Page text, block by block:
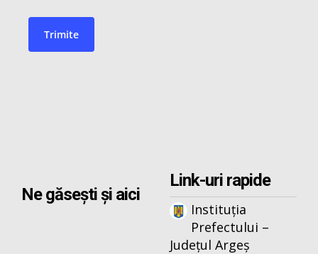
Ne găsești și aici
Link-uri rapide
Instituția
Prefectului –
Județul Argeș